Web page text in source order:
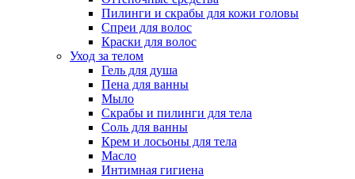
Пилинги и скрабы для кожи головы
Спреи для волос
Краски для волос
Уход за телом
Гель для душа
Пена для ванны
Мыло
Скрабы и пилинги для тела
Соль для ванны
Крем и лосьоны для тела
Масло
Интимная гигиена